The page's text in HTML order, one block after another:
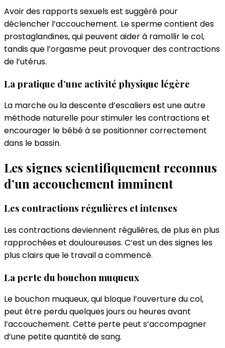
Avoir des rapports sexuels est suggéré pour
déclencher l’accouchement. Le sperme contient des
prostaglandines, qui peuvent aider à ramollir le col,
tandis que l’orgasme peut provoquer des contractions
de l’utérus.
La pratique d’une activité physique légère
La marche ou la descente d’escaliers est une autre
méthode naturelle pour stimuler les contractions et
encourager le bébé à se positionner correctement
dans le bassin.
Les signes scientifiquement reconnus
d’un accouchement imminent
Les contractions régulières et intenses
Les contractions deviennent régulières, de plus en plus
rapprochées et douloureuses. C’est un des signes les
plus clairs que le travail a commencé.
La perte du bouchon muqueux
Le bouchon muqueux, qui bloque l’ouverture du col,
peut être perdu quelques jours ou heures avant
l’accouchement. Cette perte peut s’accompagner
d’une petite quantité de sang.